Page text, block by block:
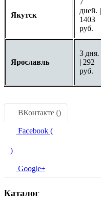
Якутск
дней. |
1403
руб.
Ярославль
3 дня.
| 292
руб.
ВКонтакте ()
Facebook (
)
Google+
Каталог